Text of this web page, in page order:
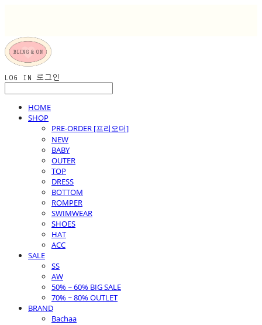
LOG IN 로그인
HOME
SHOP
PRE-ORDER [프리오더]
NEW
BABY
OUTER
TOP
DRESS
BOTTOM
ROMPER
SWIMWEAR
SHOES
HAT
ACC
SALE
SS
AW
50% ~ 60% BIG SALE
70% ~ 80% OUTLET
BRAND
Bachaa